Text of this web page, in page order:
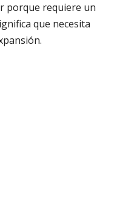
porque requiere un
que necesita